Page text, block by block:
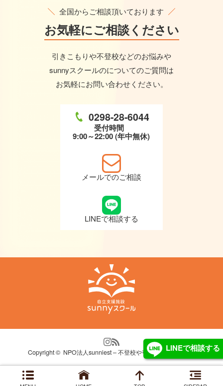
全国からご相談頂いております
お気軽にご相談ください
引きこもりや不登校などのお悩みや
sunnyスクールのについてのご質問は
お気軽にお問い合わせください。
0298-28-6044
受付時間
9:00～22:00 (年中無休)
メールでのご相談
LINEで相談する
Copyright © NPO法人sunniest – 不登校や引きこもり自立支援
LINEで相談する